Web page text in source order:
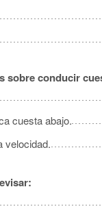
sobre conducir
cuesta abajo.
velocidad.